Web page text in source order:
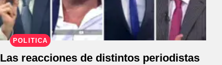
POLÍTICA
Las reacciones de distintos periodistas